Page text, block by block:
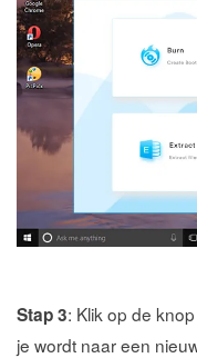
Stap 3: Klik op de
je wordt naar een